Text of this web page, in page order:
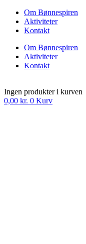
Om Bønnespiren
Aktiviteter
Kontakt
Om Bønnespiren
Aktiviteter
Kontakt
Ingen produkter i kurven
0,00 kr. 0 Kurv